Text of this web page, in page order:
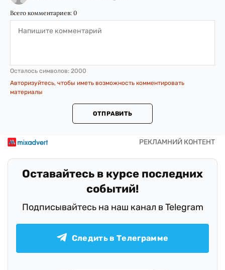
Всего комментариев: 0
Осталось символов: 2000
Авторизуйтесь, чтобы иметь возможность комментировать
материалы
ОТПРАВИТЬ
Оставайтесь в курсе последних
событий!
Подписывайтесь на наш канал в Telegram
Следить в Телеграмме